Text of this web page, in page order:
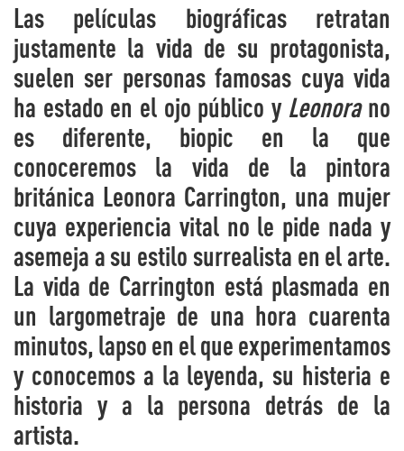
Las películas biográficas retratan
justamente la vida de su protagonista,
suelen ser personas famosas cuya vida
ha estado en el ojo público y Leonorano
es diferente, biopic en la que
conoceremos la vida de la pintora
británica Leonora Carrington, una mujer
cuya experiencia vital no le pide nada y
asemeja a su estilo surrealista en el arte.
La vida de Carrington está plasmada en
un largometraje de una hora cuarenta
minutos, lapso en el que experimentamos
y conocemos a la leyenda, su histeria e
historia y a la persona detrás de la
artista.